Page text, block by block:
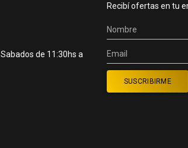
de 11:30hs a
Recibí ofertas en tu